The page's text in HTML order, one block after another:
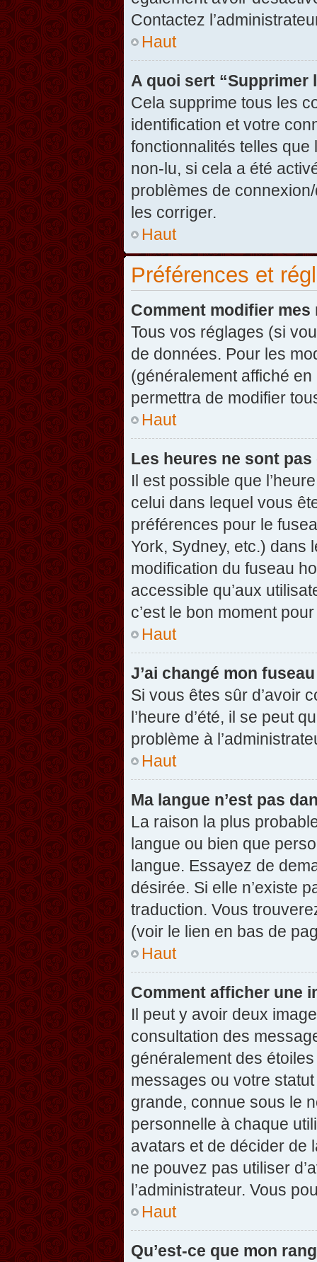
Contactez
Haut
A quoi sert “Supprimer
Cela supprime tous les
identification et votre
fonctionnalités telles que
non-lu, si cela a été
problèmes de
les corriger.
Haut
Préférences et
Comment modifier mes
Tous vos réglages (si
de données. Pour les
(généralement affiché
permettra de modifier
Haut
Les heures ne sont
Il est possible que
celui dans lequel vous
préférences pour le
York, Sydney, etc.) dans
modification du fuseau
accessible qu’aux
c’est le bon moment
Haut
J’ai changé mon
Si vous êtes sûr d’avoir
l’heure d’été, il se peut
problème à
Haut
Ma langue n’est pas
La raison la plus
langue ou bien que
langue. Essayez de
désirée. Si elle n’existe
traduction. Vous
(voir le lien en bas de
Haut
Comment afficher une
Il peut y avoir deux
consultation des
généralement des
messages ou votre
grande, connue sous le
personnelle à chaque
avatars et de décider de
ne pouvez pas utiliser
l’administrateur. Vous
Haut
Qu’est-ce que mon